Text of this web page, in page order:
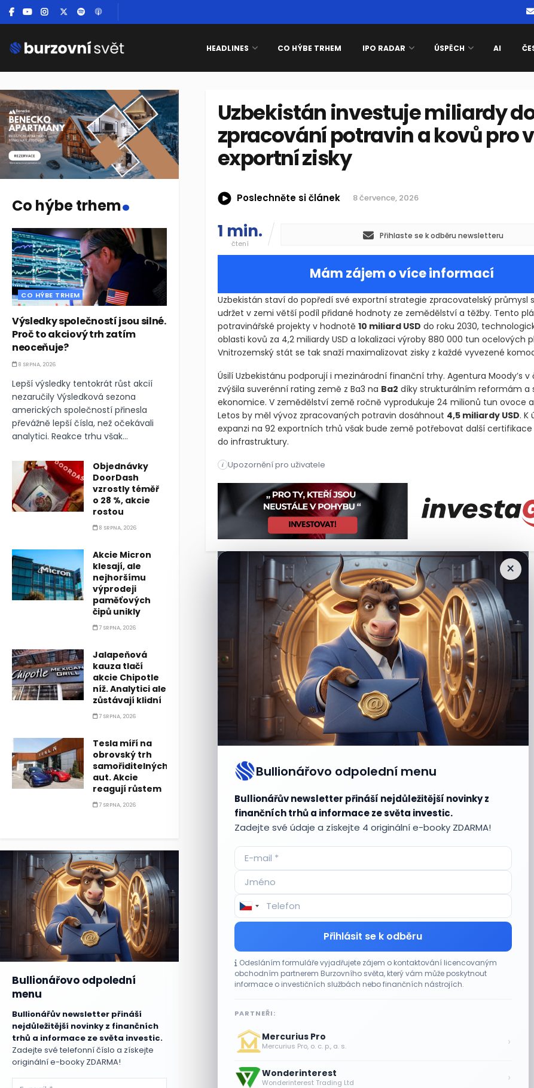
HEADLINES CO HÝBE TRHEM IPO RADAR ÚSPĚCH AI
Uzbekistán investuje miliardy
zpracování potravin a kovů pro
exportní zisky
Poslechněte si článek 8 července, 2026
1 min.
čtení
Přihlaste se k odběru newsletteru
Mám zájem o více informací
Uzbekistán staví do popředí své exportní strategie zpracovatelský průmysl
udržet v zemi větší podíl přidané hodnoty ze zemědělství a těžby. Tento
potravinářské projekty v hodnotě 10 miliard USD do roku 2030,
oblasti kovů za 4,2 miliardy USD a lokalizaci výroby 880 000 tun ocelových
Vnitrozemský stát se tak snaží maximalizovat zisky z každé vyvezené
Úsilí Uzbekistánu podporují i mezinárodní finanční trhy. Agentura Moody’s v
zvýšila suverénní rating země z Ba3 na Ba2 díky strukturálním reformám a
ekonomice. V zemědělství země ročně vyprodukuje 24 milionů tun ovoce
Letos by měl vývoz zpracovaných potravin dosáhnout 4,5 miliardy USD. K
expanzi na 92 exportních trhů však bude země potřebovat další
do infrastruktury.
Uzbekistán staví do popředí své exportní strategie zpracovatelský
i Upozornění pro uživatele
Uzbekistán staví do popředí své exportní strategie zpracovatelský
×
Bullionářovo odpolední menu
Bullionářův newsletter přináší nejdůležitější novinky z
finančních trhů a informace ze světa investic.
Zadejte své údaje a získejte 4 originální e-booky ZDARMA!
Přihlásit se k odběru
Odesláním formuláře vyjadřujete zájem o kontaktování licencovaným
obchodním partnerem Burzovního světa, který vám může poskytnout
informace o investičních službách nebo finančních nástrojích.
PARTNEŘI:
Mercurius Pro
Mercurius Pro, o. c. p., a. s. ›
Wonderinterest
Wonderinterest Trading Ltd ›
Co hýbe trhem.
CO HÝBE TRHEM
Výsledky společností jsou silné.
Proč to akciový trh zatím
neoceňuje?
8 SRPNA, 2026
Lepší výsledky tentokrát růst akcií
nezaručily Výsledková sezona
amerických společností přinesla
převážně lepší čísla, než očekávali
analytici. Reakce trhu však...
Objednávky
DoorDash
vzrostly téměř
o 28 %, akcie
rostou
8 SRPNA, 2026
Akcie Micron
klesají, ale
nejhoršímu
výprodeji
paměťových
čipů unikly
7 SRPNA, 2026
Jalapeňová
kauza tlačí
akcie Chipotle
níž. Analytici ale
zůstávají klidní
7 SRPNA, 2026
Tesla míří na
obrovský trh
samořiditelných
aut. Akcie
reagují růstem
7 SRPNA, 2026
Bullionářovo odpolední
menu
Bullionářův newsletter přináší
nejdůležitější novinky z finančních
trhů a informace ze světa investic.
Zadejte své telefonní číslo a získejte
originální e-booky ZDARMA!